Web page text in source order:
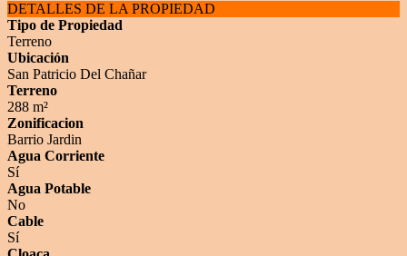
DETALLES DE LA PROPIEDAD
Tipo de Propiedad
Terreno
Ubicación
San Patricio Del Chañar
Terreno
288 m²
Zonificacion
Barrio Jardin
Agua Corriente
Sí
Agua Potable
No
Cable
Sí